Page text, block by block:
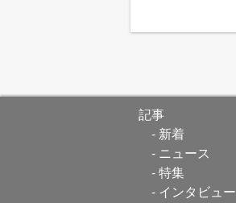
記事
新着
ニュース
特集
インタビュー